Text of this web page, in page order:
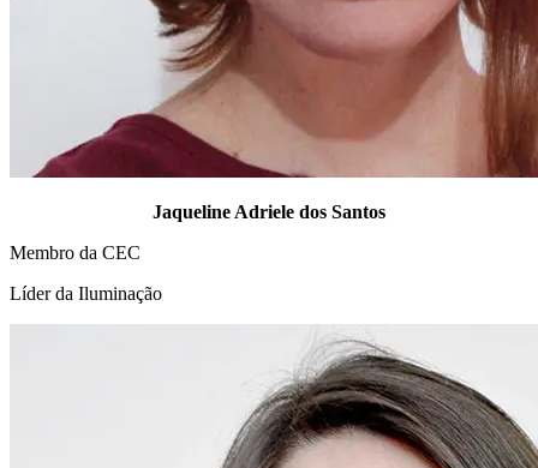
Jaqueline Adriele dos Santos
Membro da CEC
Líder da Iluminação